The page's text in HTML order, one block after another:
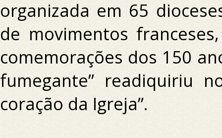
organizada em 65
de movimentos
comemorações dos 150
fumegante” readiquiriu
coração da Igreja”.